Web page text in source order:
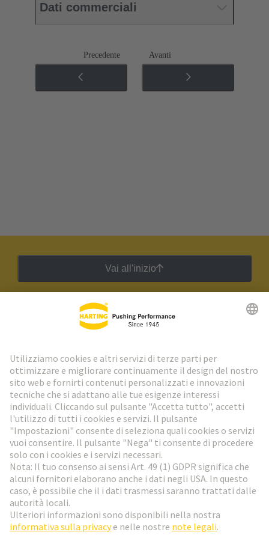
Dati commerciali
Precedente Avanti
Vai all'inizio
Newsletter HARTING
Vai al registrazione
Social Media
Svizzera Italiano